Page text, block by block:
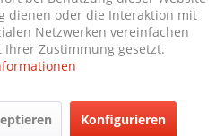
dienen oder die Interaktion mit
Netzwerken vereinfachen
Zustimmung gesetzt.
Konfigurieren